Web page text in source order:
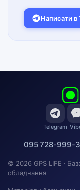
Написати в
Telegram
095 728-999-3
© 2026 GPS LIFE ·
обладнання